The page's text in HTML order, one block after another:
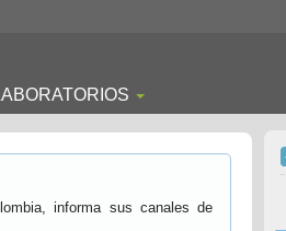
informa sus canales de